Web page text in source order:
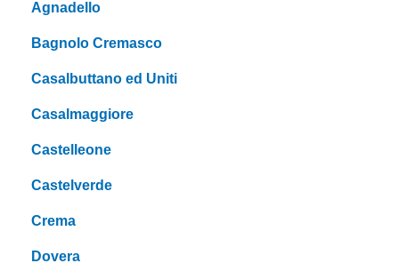
Agnadello
Bagnolo Cremasco
Casalbuttano ed Uniti
Casalmaggiore
Castelleone
Castelverde
Crema
Dovera